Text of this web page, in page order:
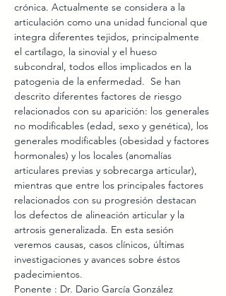
crónica. Actualmente se considera a la
articulación como una unidad funcional que
integra diferentes tejidos, principalmente
el cartílago, la sinovial y el hueso
subcondral, todos ellos implicados en la
patogenia de la enfermedad.  Se han
descrito diferentes factores de riesgo
relacionados con su aparición: los generales
no modificables (edad, sexo y genética), los
generales modificables (obesidad y factores
hormonales) y los locales (anomalías
articulares previas y sobrecarga articular),
mientras que entre los principales factores
relacionados con su progresión destacan
los defectos de alineación articular y la
artrosis generalizada. En esta sesión
veremos causas, casos clínicos, últimas
investigaciones y avances sobre éstos
padecimientos.
Ponente : Dr. Dario García González